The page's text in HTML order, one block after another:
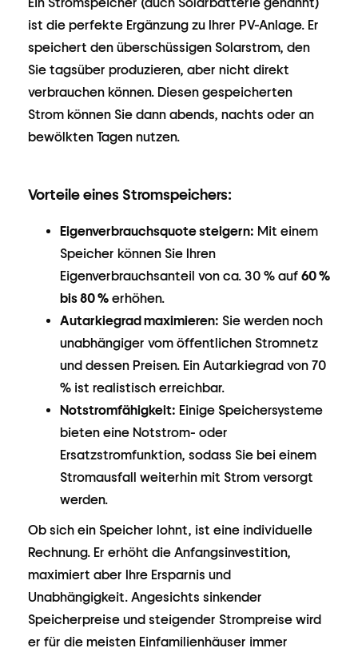
ist die perfekte Ergänzung zu Ihrer PV-Anlage. Er
speichert den überschüssigen Solarstrom, den
Sie tagsüber produzieren, aber nicht direkt
verbrauchen können. Diesen gespeicherten
Strom können Sie dann abends, nachts oder an
bewölkten Tagen nutzen.
Vorteile eines Stromspeichers:
Eigenverbrauchsquote steigern: Mit einem
Speicher können Sie Ihren
Eigenverbrauchsanteil von ca. 30 % auf 60 %
bis 80 % erhöhen.
Autarkiegrad maximieren: Sie werden noch
unabhängiger vom öffentlichen Stromnetz
und dessen Preisen. Ein Autarkiegrad von 70
% ist realistisch erreichbar.
Notstromfähigkeit: Einige Speichersysteme
bieten eine Notstrom- oder
Ersatzstromfunktion, sodass Sie bei einem
Stromausfall weiterhin mit Strom versorgt
werden.
Ob sich ein Speicher lohnt, ist eine individuelle
Rechnung. Er erhöht die Anfangsinvestition,
maximiert aber Ihre Ersparnis und
Unabhängigkeit. Angesichts sinkender
Speicherpreise und steigender Strompreise wird
er für die meisten Einfamilienhäuser immer